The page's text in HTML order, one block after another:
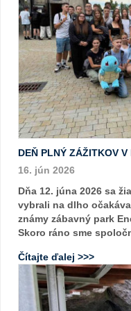
DEŇ PLNÝ ZÁŽITKOV V
16. jún 2026
Dňa 12. júna 2026 sa
vybrali na dlho
známy zábavný park
Skoro ráno sme
Čítajte ďalej >>>